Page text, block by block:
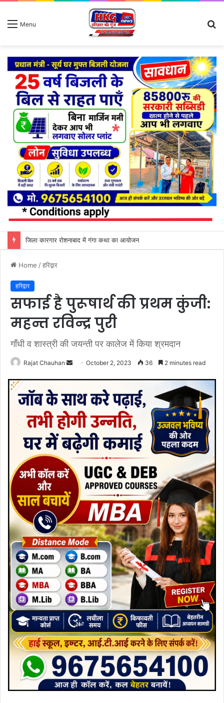
Menu
Home /हरिद्वार
हरिद्वार
सफाई है पुरूषार्थ की प्रथम कुंजी:
महन्त रविन्द्र पुरी
गाँधी व शास्त्री की जयन्ती पर कालेज में किया श्रमदान
Rajat Chauhan
SendOctober 2, 2023 36 2 minutes read